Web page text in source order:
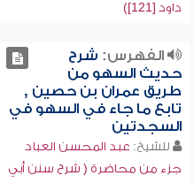
داود [121])
الفهرس: شرح
حديث السهو من
طريق عمران بن حصين ,
تابع ما جاء في السهو في
السجدتين
للشيخ: عبد المحسن العباد
جزء من محاضرة ( شرح سنن أبي